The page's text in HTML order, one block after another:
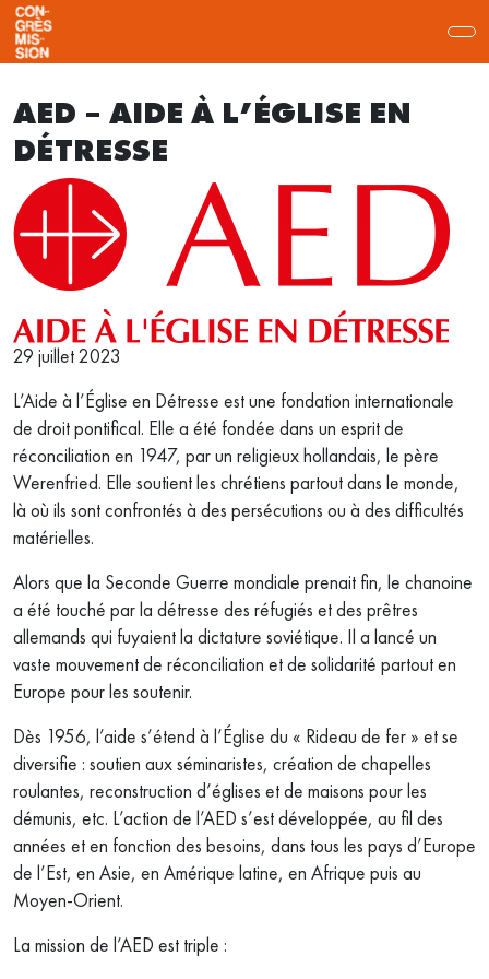
AED – AIDE À L’ÉGLISE EN
DÉTRESSE
29 juillet 2023
L’Aide à l’Église en Détresse est une fondation internationale
de droit pontifical. Elle a été fondée dans un esprit de
réconciliation en 1947, par un religieux hollandais, le père
Werenfried. Elle soutient les chrétiens partout dans le monde,
là où ils sont confrontés à des persécutions ou à des difficultés
matérielles.
Alors que la Seconde Guerre mondiale prenait fin, le chanoine
a été touché par la détresse des réfugiés et des prêtres
allemands qui fuyaient la dictature soviétique. Il a lancé un
vaste mouvement de réconciliation et de solidarité partout en
Europe pour les soutenir.
Dès 1956, l’aide s’étend à l’Église du « Rideau de fer » et se
diversifie : soutien aux séminaristes, création de chapelles
roulantes, reconstruction d’églises et de maisons pour les
démunis, etc. L’action de l’AED s’est développée, au fil des
années et en fonction des besoins, dans tous les pays d’Europe
de l’Est, en Asie, en Amérique latine, en Afrique puis au
Moyen-Orient.
La mission de l’AED est triple :